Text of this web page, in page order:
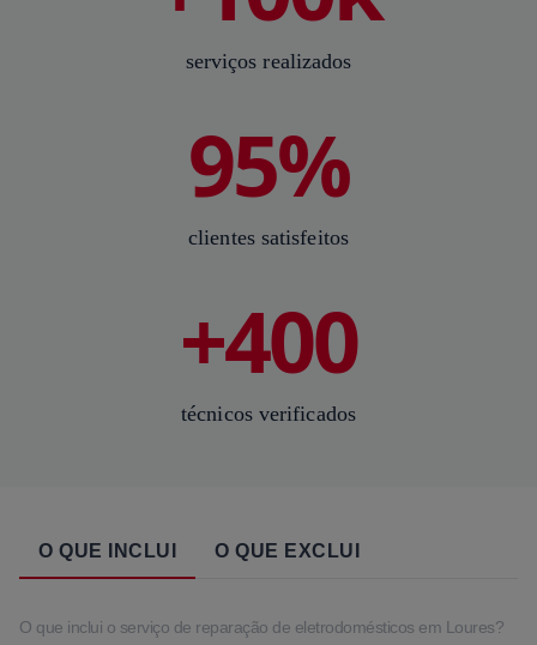
serviços realizados
95%
clientes satisfeitos
+400
técnicos verificados
O QUE INCLUI O QUE EXCLUI
O que inclui o serviço de reparação de eletrodomésticos em Loures?